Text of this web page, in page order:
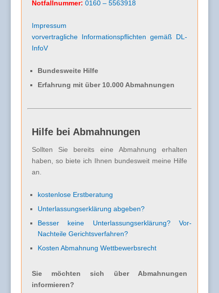
Notfallnummer: 0160 – 5563918
Impressum
vorvertragliche Informationspflichten gemäß DL-
InfoV
Bundesweite Hilfe
Erfahrung mit über 10.000 Abmahnungen
Hilfe bei Abmahnungen
Sollten Sie bereits eine Abmahnung erhalten
haben, so biete ich Ihnen bundesweit meine Hilfe
an.
kostenlose Erstberatung
Unterlassungserklärung abgeben?
Besser keine Unterlassungserklärung? Vor-
Nachteile Gerichtsverfahren?
Kosten Abmahnung Wettbewerbsrecht
Sie möchten sich über Abmahnungen
informieren?